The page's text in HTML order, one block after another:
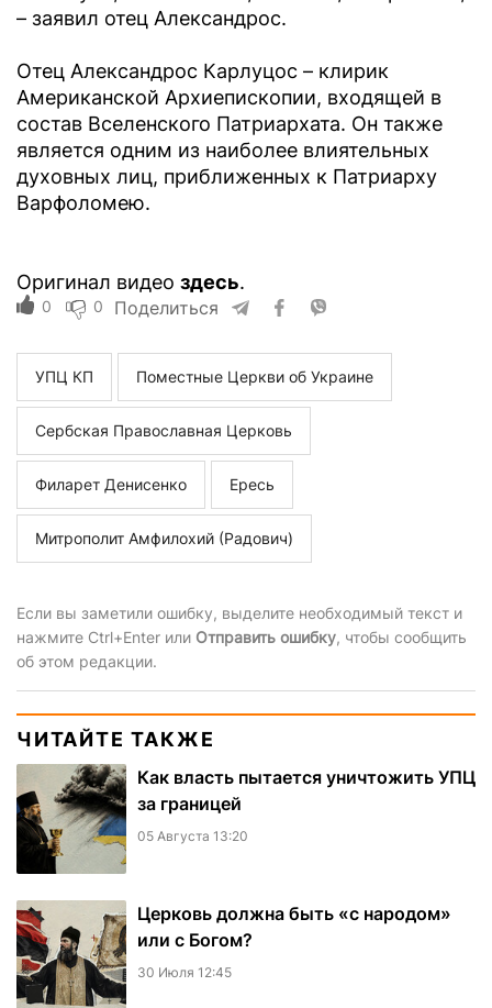
– заявил отец Александрос.
Отец Александрос Карлуцос – клирик
Американской Архиепископии, входящей в
состав Вселенского Патриархата. Он также
является одним из наиболее влиятельных
духовных лиц, приближенных к Патриарху
Варфоломею.
Оригинал видео здесь.
0 0 Поделиться
УПЦ КП Поместные Церкви об Украине
Сербская Православная Церковь
Филарет Денисенко Ересь
Митрополит Амфилохий (Радович)
Если вы заметили ошибку, выделите необходимый текст и
нажмите Ctrl+Enter или Отправить ошибку, чтобы сообщить
об этом редакции.
ЧИТАЙТЕ ТАКЖЕ
Как власть пытается уничтожить УПЦ
за границей
05 Августа 13:20
Церковь должна быть «с народом»
или с Богом?
30 Июля 12:45